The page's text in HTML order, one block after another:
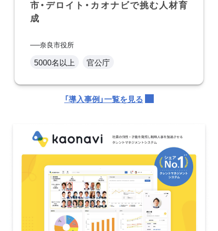
市・デロイト・カオナビで挑む人材育
成
奈良市役所
5000名以上 官公庁
「導入事例」一覧を見る